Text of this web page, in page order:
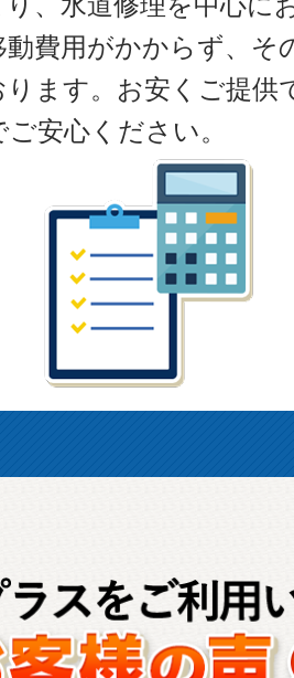
費用がかからず、そ
ます。お安くご提供
安心ください。